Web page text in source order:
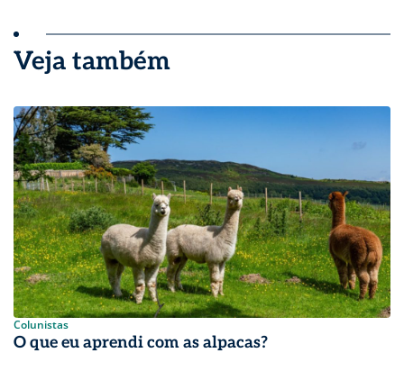
Veja também
Colunistas
O que eu aprendi com as alpacas?